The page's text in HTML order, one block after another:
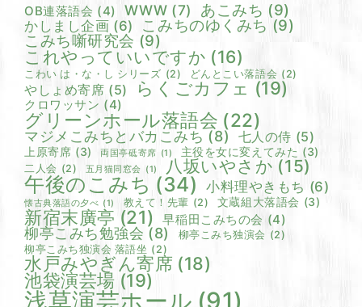
OB連落語会 (4) WWW (7) あこみち (9)
かしまし企画 (6) こみちのゆくみち (9)
こみち噺研究会 (9)
これやっていいですか (16)
こわい は・な・し シリーズ (2) どんとこい落語会 (2)
やしょめ寄席 (5) らくごカフェ (19)
クロワッサン (4)
グリーンホール落語会 (22)
マジメこみちとバカこみち (8) 七人の侍 (5)
上原寄席 (3) 両国亭砥寄席 (1) 主役を女に変えてみた (3)
二人会 (2) 五月猫同窓会 (1) 八坂いやさか (15)
午後のこみち (34) 小料理やきもち (6)
懐古典落語の夕べ (1) 教えて！先輩 (2) 文蔵組大落語会 (3)
新宿末廣亭 (21) 早稲田こみちの会 (4)
柳亭こみち勉強会 (8) 柳亭こみち独演会 (2)
柳亭こみち独演会 落語坐 (2)
水戸みやぎん寄席 (18)
池袋演芸場 (19)
浅草演芸ホール (91)